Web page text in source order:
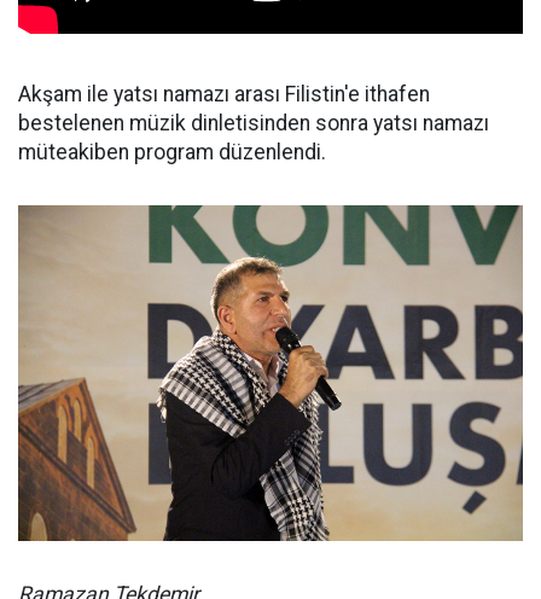
Akşam ile yatsı namazı arası Filistin'e ithafen
bestelenen müzik dinletisinden sonra yatsı namazı
müteakiben program düzenlendi.